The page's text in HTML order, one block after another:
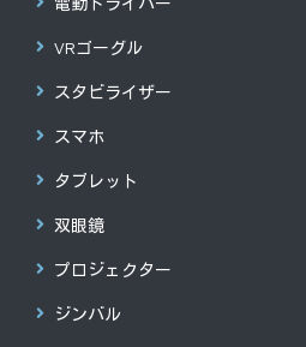
VRゴーグル
スタビライザー
スマホ
タブレット
双眼鏡
プロジェクター
ジンバル